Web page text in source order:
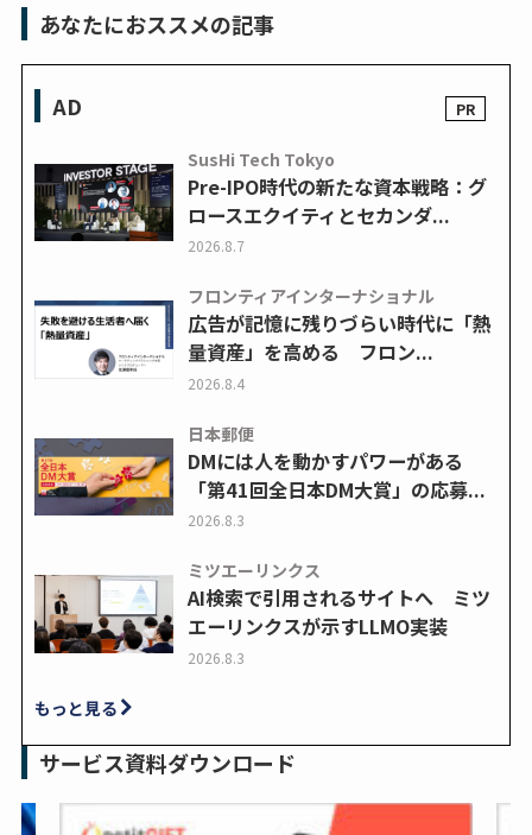
あなたにおススメの記事
AD
SusHi Tech Tokyo
Pre-IPO時代の新たな資本戦略：グ
ロースエクイティとセカンダ...
2026.8.7
フロンティアインターナショナル
広告が記憶に残りづらい時代に「熱
量資産」を高める フロン...
2026.8.4
日本郵便
DMには人を動かすパワーがある
「第41回全日本DM大賞」の応募...
2026.8.3
ミツエーリンクス
AI検索で引用されるサイトへ ミツ
エーリンクスが示すLLMO実装
2026.8.3
もっと見る
サービス資料ダウンロード